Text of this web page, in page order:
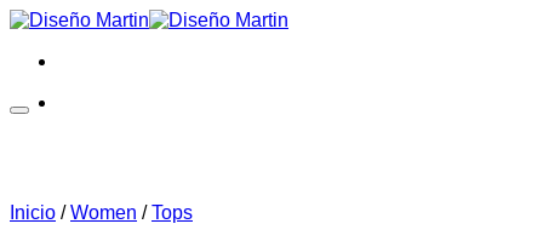
Saltar
contenido
Inicio / Women / Tops